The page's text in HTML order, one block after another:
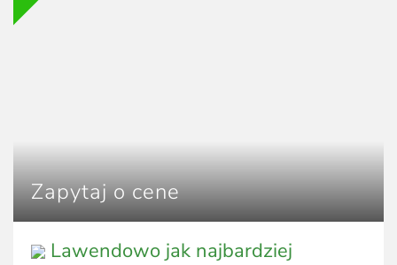
Zapytaj o cene
Lawendowo jak najbardziej